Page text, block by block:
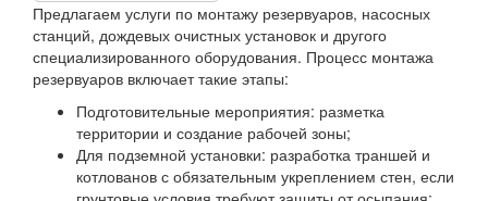
Предлагаем услуги по монтажу резервуаров, насосных
станций, дождевых очистных установок и другого
специализированного оборудования. Процесс монтажа
резервуаров включает такие этапы:
Подготовительные мероприятия: разметка
территории и создание рабочей зоны;
Для подземной установки: разработка траншей и
котлованов с обязательным укреплением стен, если